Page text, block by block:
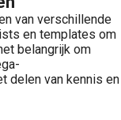
van verschillende
en templates om
belangrijk om
delen van kennis en